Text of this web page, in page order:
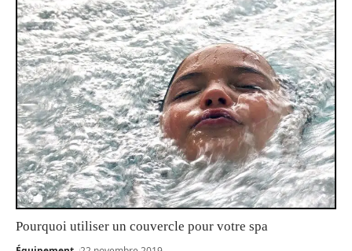
Pourquoi utiliser un couvercle pour votre spa